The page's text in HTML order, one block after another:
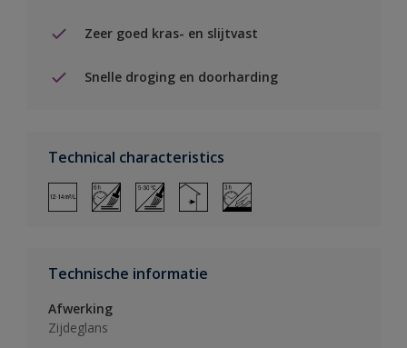
Zeer goed kras- en slijtvast
Snelle droging en doorharding
Technical characteristics
Technische informatie
Afwerking
Zijdeglans